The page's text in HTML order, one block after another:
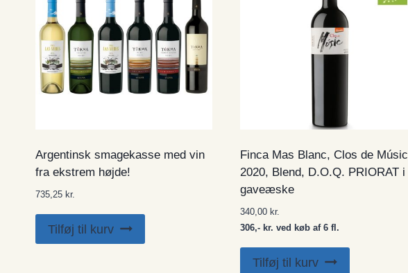
Argentinsk smagekasse med vin
fra ekstrem højde!
735,25 kr.
Tilføj til kurv
Finca Mas Blanc, Clos de Músic
2020, Blend, D.O.Q. PRIORAT i
gaveæske
340,00 kr.
306,- kr. ved køb af 6 fl.
Tilføj til kurv